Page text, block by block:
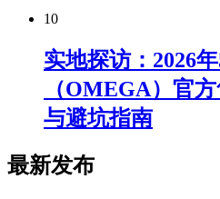
10
实地探访：2026
（OMEGA）官
与避坑指南
最新发布